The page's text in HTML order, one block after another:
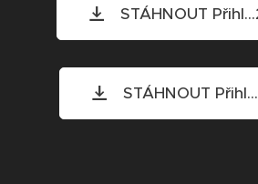
STÁHNOUT
STÁHNOUT